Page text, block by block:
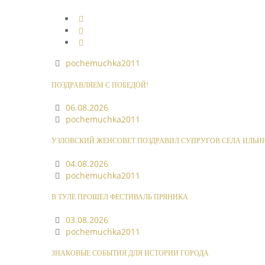
pochemuchka2011
ПОЗДРАВЛЯЕМ С ПОБЕДОЙ!
06.08.2026
pochemuchka2011
УЗЛОВСКИЙ ЖЕНСОВЕТ ПОЗДРАВИЛ СУПРУГОВ СЕЛА
04.08.2026
pochemuchka2011
В ТУЛЕ ПРОШЕЛ ФЕСТИВАЛЬ ПРЯНИКА
03.08.2026
pochemuchka2011
ЗНАКОВЫЕ СОБЫТИЯ ДЛЯ ИСТОРИИ ГОРОДА